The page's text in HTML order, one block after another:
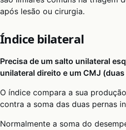
após lesão ou cirurgia.
Índice bilateral
Precisa de um salto unilateral
unilateral direito e um CMJ
O índice compara a sua
contra a soma das duas pernas
Normalmente a soma do